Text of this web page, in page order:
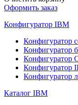
Оформить заказ
Конфигуратор IBM
Конфигуратор
Конфигуратор
Конфигуратор
Конфигуратор
Конфигуратор
Каталог IBM